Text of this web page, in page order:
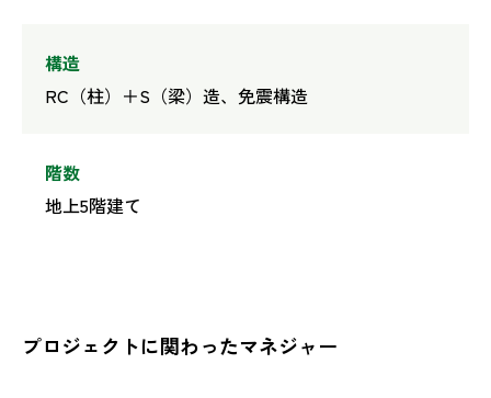
構造
RC（柱）＋S（梁）造、免震構造
階数
地上5階建て
プロジェクトに関わったマネジャー